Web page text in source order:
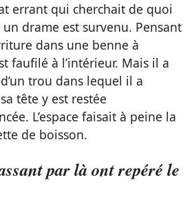
errant qui cherchait de quoi
un drame est survenu. Pensant
dans une benne à
faufilé à l’intérieur. Mais il a
trou dans lequel il a
tête y est restée
L’espace faisait à peine la
de boisson.
par là ont repéré le